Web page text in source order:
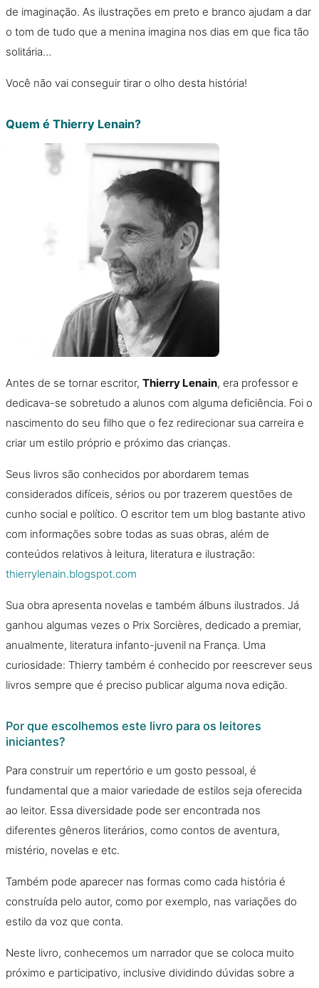
de imaginação. As ilustrações em preto e branco ajudam a dar
o tom de tudo que a menina imagina nos dias em que fica tão
solitária…
Você não vai conseguir tirar o olho desta história!
Quem é Thierry Lenain?
Antes de se tornar escritor, Thierry Lenain, era professor e
dedicava-se sobretudo a alunos com alguma deficiência. Foi o
nascimento do seu filho que o fez redirecionar sua carreira e
criar um estilo próprio e próximo das crianças.
Seus livros são conhecidos por abordarem temas
considerados difíceis, sérios ou por trazerem questões de
cunho social e político. O escritor tem um blog bastante ativo
com informações sobre todas as suas obras, além de
conteúdos relativos à leitura, literatura e ilustração:
thierrylenain.blogspot.com
Sua obra apresenta novelas e também álbuns ilustrados. Já
ganhou algumas vezes o Prix Sorcières, dedicado a premiar,
anualmente, literatura infanto-juvenil na França. Uma
curiosidade: Thierry também é conhecido por reescrever seus
livros sempre que é preciso publicar alguma nova edição.
Por que escolhemos este livro para os leitores
iniciantes?
Para construir um repertório e um gosto pessoal, é
fundamental que a maior variedade de estilos seja oferecida
ao leitor. Essa diversidade pode ser encontrada nos
diferentes gêneros literários, como contos de aventura,
mistério, novelas e etc.
Também pode aparecer nas formas como cada história é
construída pelo autor, como por exemplo, nas variações do
estilo da voz que conta.
Neste livro, conhecemos um narrador que se coloca muito
próximo e participativo, inclusive dividindo dúvidas sobre a